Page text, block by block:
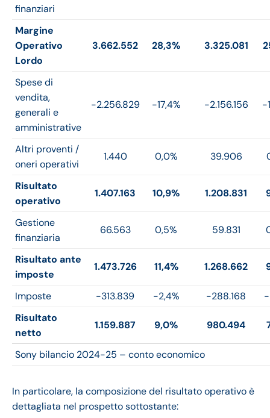
finanziari
Margine
Operativo
Lordo
3.662.552 28,3% 3.325.081
Spese di
vendita,
generali e
amministrative
-2.256.829 -17,4% -2.156.156 -
Altri proventi /
oneri operativi
1.440 0,0% 39.906
Risultato
operativo
1.407.163 10,9% 1.208.831
Gestione
finanziaria
66.563 0,5% 59.831
Risultato ante
imposte
1.473.726 11,4% 1.268.662
Imposte -313.839 -2,4% -288.168
-
Risultato
netto
1.159.887 9,0% 980.494
Sony bilancio 2024-25 – conto economico
In particolare, la composizione del risultato operativo è
dettagliata nel prospetto sottostante: